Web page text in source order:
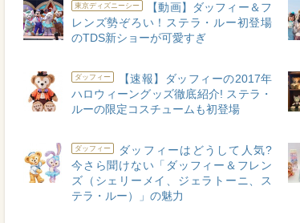
東京ディズニーシー
【動画】ダッフィー＆フ
レンズ勢ぞろい！ステラ・ルー初登場
のTDS新ショーが可愛すぎ
ダッフィー
【速報】ダッフィーの2017年
ハロウィーングッズ徹底紹介! ステラ・
ルーの限定コスチュームも初登場
ダッフィー
ダッフィーはどうして人気?
今さら聞けない「ダッフィー＆フレン
ズ（シェリーメイ、ジェラトーニ、ス
テラ・ルー）」の魅力